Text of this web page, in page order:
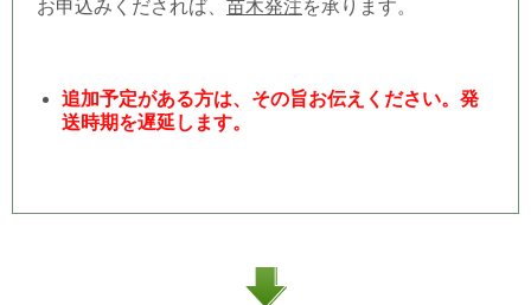
お申込みくだされば、 苗木発注を承ります。
追加予定がある方は、その旨お伝えください。発
送時期を遅延します。